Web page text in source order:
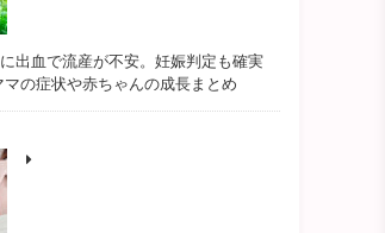
出血で流産が不安。妊娠判定も確実
の症状や赤ちゃんの成長まとめ